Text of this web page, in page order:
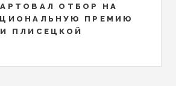
ОТБОР НА
ПРЕМИЮ
ПЛИСЕЦКОЙ